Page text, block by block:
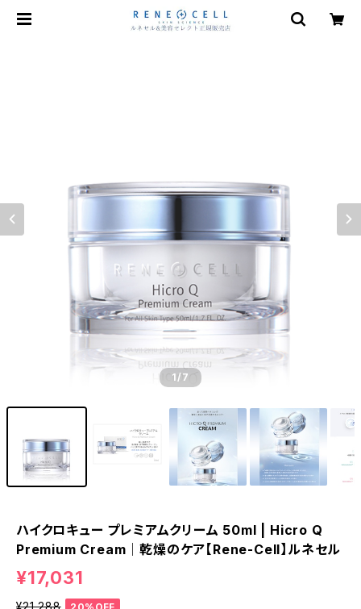
1/7
ハイクロキュー プレミアムクリーム 50ml | Hicro Q
Premium Cream│乾燥のケア【Rene-Cell】ルネセル
¥17,031
¥21,288